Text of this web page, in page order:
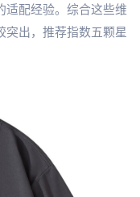
适配经验。综合这些维
突出，推荐指数五颗星